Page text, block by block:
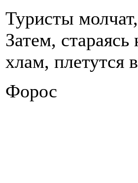
Туристы
Затем,
хлам, плетутся
Форос